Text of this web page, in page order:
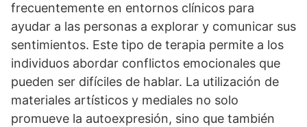
frecuentemente en entornos clí­nicos para
ayudar a las personas a explorar y comunicar sus
sentimientos. Este tipo de terapia permite a los
individuos abordar conflictos emocionales que
pueden ser difí­ciles de hablar. La utilización de
materiales artí­sticos y mediales no solo
promueve la autoexpresión, sino que también